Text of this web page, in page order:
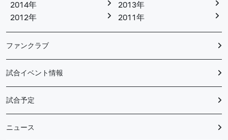
2014年
2013年
2012年
2011年
ファンクラブ
試合イベント情報
試合予定
ニュース